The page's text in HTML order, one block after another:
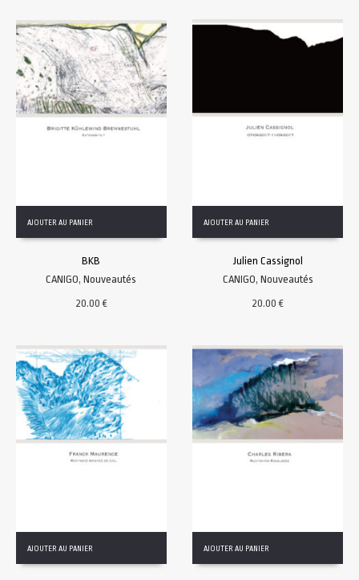
AJOUTER AU PANIER
BKB
CANIGO,Nouveautés
20.00€
AJOUTER AU PANIER
Julien Cassignol
CANIGO, Nouveautés
20.00€
AJOUTER AU PANIER AJOUTER AU PANIER